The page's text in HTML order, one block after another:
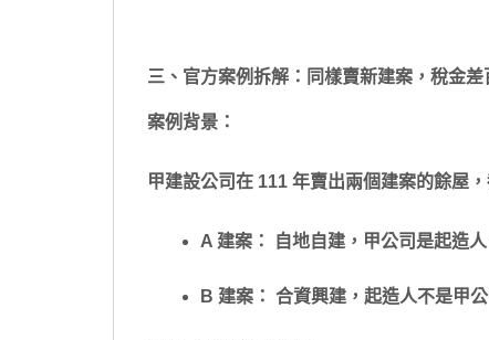
三、官方案例拆解：同樣賣新建案，稅金差
案例背景：
甲建設公司在 111 年賣出兩個建案的餘屋
A 建案： 自地自建，甲公司是起造人
B 建案： 合資興建，起造人不是甲公